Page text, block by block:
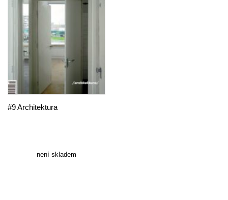
#9 Architektura
není skladem